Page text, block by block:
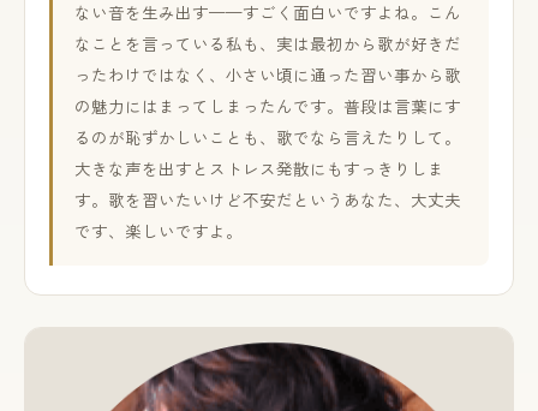
ない音を生み出す——すごく面白いですよね。こん
なことを言っている私も、実は最初から歌が好きだ
ったわけではなく、小さい頃に通った習い事から歌
の魅力にはまってしまったんです。普段は言葉にす
るのが恥ずかしいことも、歌でなら言えたりして。
大きな声を出すとストレス発散にもすっきりしま
す。歌を習いたいけど不安だというあなた、大丈夫
です、楽しいですよ。